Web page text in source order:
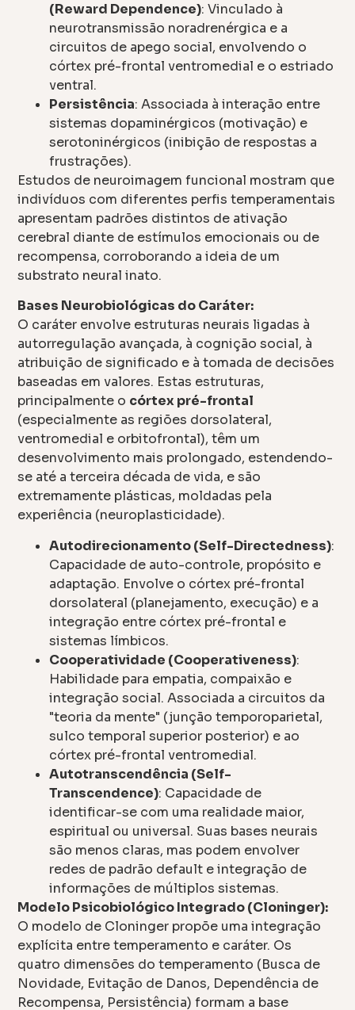
(Reward Dependence): Vinculado à
neurotransmissão noradrenérgica e a
circuitos de apego social, envolvendo o
córtex pré-frontal ventromedial e o estriado
ventral.
Persistência: Associada à interação entre
sistemas dopaminérgicos (motivação) e
serotoninérgicos (inibição de respostas a
frustrações).
Estudos de neuroimagem funcional mostram que
indivíduos com diferentes perfis temperamentais
apresentam padrões distintos de ativação
cerebral diante de estímulos emocionais ou de
recompensa, corroborando a ideia de um
substrato neural inato.
Bases Neurobiológicas do Caráter:
O caráter envolve estruturas neurais ligadas à
autorregulação avançada, à cognição social, à
atribuição de significado e à tomada de decisões
baseadas em valores. Estas estruturas,
principalmente o córtex pré-frontal
(especialmente as regiões dorsolateral,
ventromedial e orbitofrontal), têm um
desenvolvimento mais prolongado, estendendo-
se até a terceira década de vida, e são
extremamente plásticas, moldadas pela
experiência (neuroplasticidade).
Autodirecionamento (Self-Directedness):
Capacidade de auto-controle, propósito e
adaptação. Envolve o córtex pré-frontal
dorsolateral (planejamento, execução) e a
integração entre córtex pré-frontal e
sistemas límbicos.
Cooperatividade (Cooperativeness):
Habilidade para empatia, compaixão e
integração social. Associada a circuitos da
"teoria da mente" (junção temporoparietal,
sulco temporal superior posterior) e ao
córtex pré-frontal ventromedial.
Autotranscendência (Self-
Transcendence): Capacidade de
identificar-se com uma realidade maior,
espiritual ou universal. Suas bases neurais
são menos claras, mas podem envolver
redes de padrão default e integração de
informações de múltiplos sistemas.
Modelo Psicobiológico Integrado (Cloninger):
O modelo de Cloninger propõe uma integração
explícita entre temperamento e caráter. Os
quatro dimensões do temperamento (Busca de
Novidade, Evitação de Danos, Dependência de
Recompensa, Persistência) formam a base